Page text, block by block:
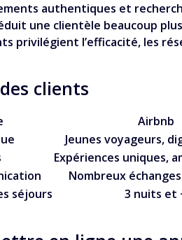
authentiques et
une clientèle beaucoup
privilégient l’efficacité, les
clients
Airbnb
Jeunes voyageurs,
Expériences uniques,
Nombreux
séjours
3 nuits et